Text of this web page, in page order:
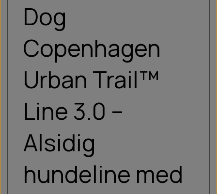
Dog
Copenhagen
Urban Trail™
Line 3.0 –
Alsidig
hundeline med